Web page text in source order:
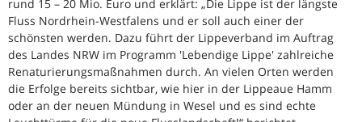
rund 15 – 20 Mio. Euro und erklärt: „Die Lippe ist der längste
Fluss Nordrhein-Westfalens und er soll auch einer der
schönsten werden. Dazu führt der Lippeverband im Auftrag
des Landes NRW im Programm 'Lebendige Lippe' zahlreiche
Renaturierungsmaßnahmen durch. An vielen Orten werden
die Erfolge bereits sichtbar, wie hier in der Lippeaue Hamm
oder an der neuen Mündung in Wesel und es sind echte